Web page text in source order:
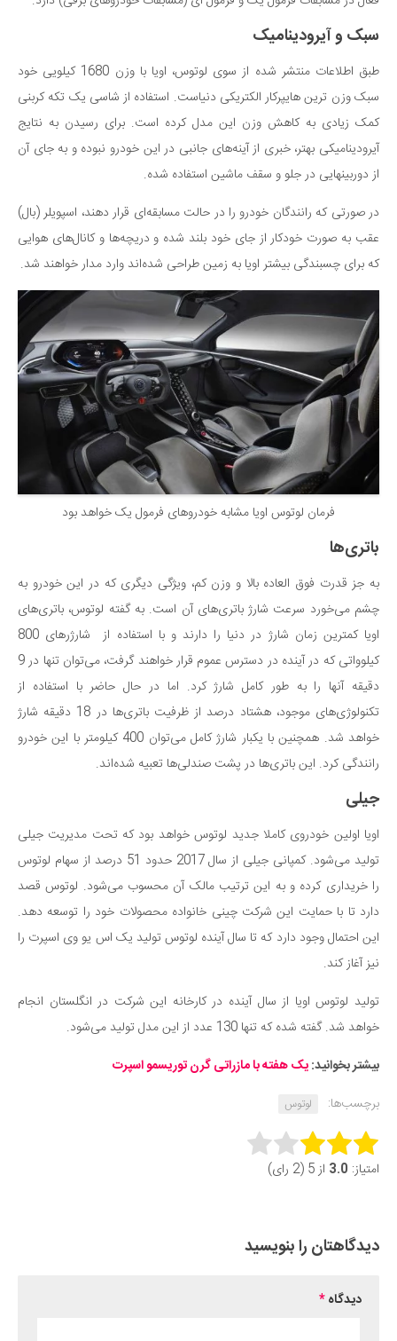
سبک و آیرودینامیک
طبق اطلاعات منتشر شده از سوی لوتوس، اویا با وزن 1680 کیلویی خود
سبک وزن ترین هایپرکار الکتریکی دنیاست. استفاده از شاسی یک تکه کربنی
کمک زیادی به کاهش وزن این مدل کرده است. برای رسیدن به نتایج
آیرودینامیکی بهتر، خبری از آینه‌های جانبی در این خودرو نبوده و به جای آن
از دوربینهایی در جلو و سقف ماشین استفاده شده.
در صورتی که رانندگان خودرو را در حالت مسابقه‌ای قرار دهند، اسپویلر (بال)
عقب به صورت خودکار از جای خود بلند شده و دریچه‌ها و کانال‌های هوایی
که برای چسبندگی بیشتر اویا به زمین طراحی شده‌اند وارد مدار خواهند شد.
فرمان لوتوس اویا مشابه خودروهای فرمول یک خواهد بود
باتری‌ها
به جز قدرت فوق العاده بالا و وزن کم، ویژگی دیگری که در این خودرو به
چشم می‌خورد سرعت شارژ باتری‌های آن است. به گفته لوتوس، باتری‌های
اویا کمترین زمان شارژ در دنیا را دارند و با استفاده از شارژرهای 800
کیلوواتی که در آینده در دسترس عموم قرار خواهند گرفت، می‌توان تنها در 9
دقیقه آنها را به طور کامل شارژ کرد. اما در حال حاضر با استفاده از
تکنولوژی‌های موجود، هشتاد درصد از ظرفیت باتری‌ها در 18 دقیقه شارژ
خواهد شد. همچنین با یکبار شارژ کامل می‌توان 400 کیلومتر با این خودرو
رانندگی کرد. این باتری‌ها در پشت صندلی‌ها تعبیه شده‌اند.
جیلی
اویا اولین خودروی کاملا جدید لوتوس خواهد بود که تحت مدیریت جیلی
تولید می‌شود. کمپانی جیلی از سال 2017 حدود 51 درصد از سهام لوتوس
را خریداری کرده و به این ترتیب مالک آن محسوب می‌شود. لوتوس قصد
دارد تا با حمایت این شرکت چینی خانواده محصولات خود را توسعه دهد.
این احتمال وجود دارد که تا سال آینده لوتوس تولید یک اس یو وی اسپرت را
نیز آغاز کند.
تولید لوتوس اویا از سال آینده در کارخانه این شرکت در انگلستان انجام
خواهد شد. گفته شده که تنها 130 عدد از این مدل تولید می‌شود.
بیشتر بخوانید:یک هفته با مازراتی گرن توریسمو اسپرت
برچسب‌ها:
لوتوس
Rate this item:
امتیاز: 3.0 از 5 (2 رای)
دیدگاهتان را بنویسید
دیدگاه*